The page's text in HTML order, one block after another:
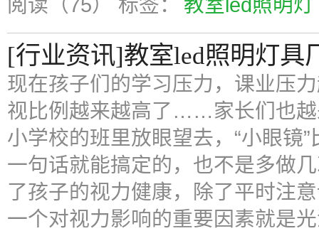
阅读（75） 标签： 教室led照明灯
[行业资讯]教室led照明灯具
现在孩子们的学习压力，课业压
视比例越来越高了……家长们也
小学校的班里放眼望去，“小眼镜
一句话就能搞定的，也不是多做
了孩子的视力健康，除了平时注
一个对视力影响的重要因素就是